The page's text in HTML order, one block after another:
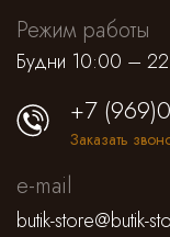
Режим работы
Будни 10:00 –
+7
Заказать
e-mail
butik-store@butik-